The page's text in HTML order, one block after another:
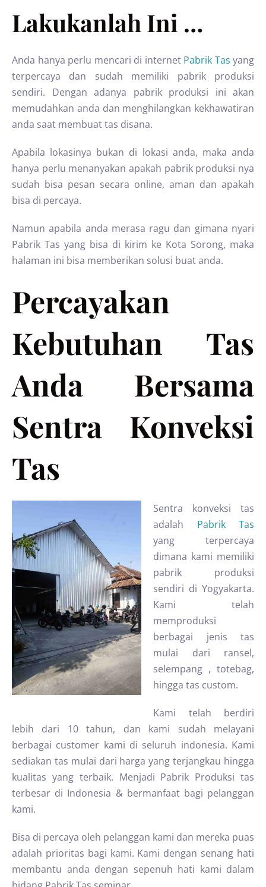
Lakukanlah Ini …
Anda hanya perlu mencari di internet Pabrik Tas yang
terpercaya dan sudah memiliki pabrik produksi
sendiri. Dengan adanya pabrik produksi ini akan
memudahkan anda dan menghilangkan kekhawatiran
anda saat membuat tas disana.
Apabila lokasinya bukan di lokasi anda, maka anda
hanya perlu menanyakan apakah pabrik produksi nya
sudah bisa pesan secara online, aman dan apakah
bisa di percaya.
Namun apabila anda merasa ragu dan gimana nyari
Pabrik Tas yang bisa di kirim ke Kota Sorong, maka
halaman ini bisa memberikan solusi buat anda.
Percayakan
Kebutuhan Tas
Anda Bersama
Sentra Konveksi
Tas
Sentra konveksi tas
adalah Pabrik Tas
yang terpercaya
dimana kami memiliki
pabrik produksi
sendiri di Yogyakarta.
Kami telah
memproduksi
berbagai jenis tas
mulai dari ransel,
selempang , totebag,
hingga tas custom.
Kami telah berdiri
lebih dari 10 tahun, dan kami sudah melayani
berbagai customer kami di seluruh indonesia. Kami
sediakan tas mulai dari harga yang terjangkau hingga
kualitas yang terbaik. Menjadi Pabrik Produksi tas
terbesar di Indonesia & bermanfaat bagi pelanggan
kami.
Bisa di percaya oleh pelanggan kami dan mereka puas
adalah prioritas bagi kami. Kami dengan senang hati
membantu anda dengan sepenuh hati kami dalam